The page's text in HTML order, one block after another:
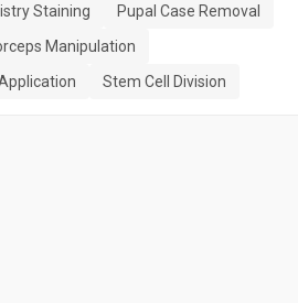
Staining
Pupal Case Removal
Manipulation
Stem Cell Division